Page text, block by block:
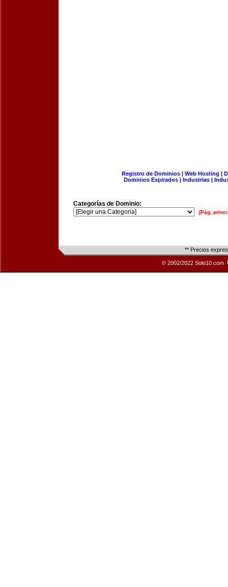
Registro de Dominios| Web Hosting |
Dominios Expirados | Industrias |
Categorías de Dominio:
[Pág.
** Precios
© 2002/2022 Solo10.com